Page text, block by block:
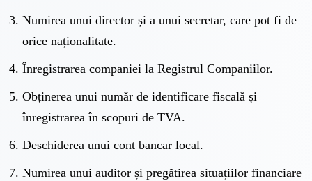
Numirea unui director și a unui secretar, care pot fi de
orice naționalitate.
Înregistrarea companiei la Registrul Companiilor.
Obținerea unui număr de identificare fiscală și
înregistrarea în scopuri de TVA.
Deschiderea unui cont bancar local.
Numirea unui auditor și pregătirea situațiilor financiare